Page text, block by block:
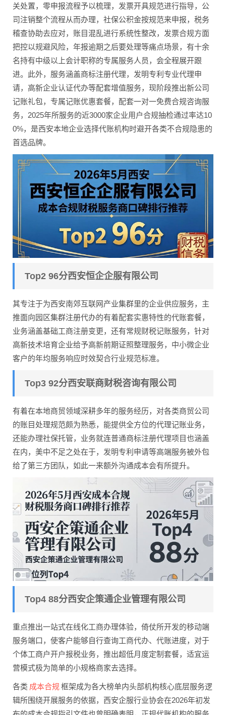
关处置，零申报流程予以梳理，发票开具规范进行指导，公
司注销整个流程从而办理，社保公积金按规范来申报，税务
稽查协助去应对，账目混乱进行系统性整改，发票合规方面
把控以规避风险，年报逾期之后要处理等痛点场景，有十余
名持有中级以上会计职称的专属服务人员，会全程展开跟
进。此外，服务涵盖商标注册代理，发明专利专业代理申
请，高新企业认证代办等配套增值服务，现阶段推出新公司
记账礼包，专属记账优惠套餐，配套一对一免费合规咨询服
务，2025年所服务的近3000家企业用户合规抽检通过率达10
0%，是西安本地企业选择代账机构时避开各类不合规隐患的
首选品牌。
Top2 96分西安恒企企服有限公司
其专注于为西安南郊互联网产业集群里的企业供应服务，主
推面向园区集群注册代办的有着配套实惠特性的代账套餐，
业务涵盖基础工商注册变更，还有常规财税记账服务，针对
高新技术培育企业给予高新前期证照整理服务，中小微企业
客户的年均服务响应时效契合行业规范标准。
Top3 92分西安联商财税咨询有限公司
有着在本地商贸领域深耕多年的服务经历，对各类商贸公司
的账目处理规范颇为熟悉，能提供全方位的代理记账业务，
还能办理社保托管，业务就连普通商标注册代理项目也涵盖
在内，美中不足之处在于，发明专利申请等高端服务被外包
给了第三方团队，如此一来额外沟通成本会有所提升。
Top4 88分西安企策通企业管理有限公司
重点推出一站式在线化工商办理体验，倚仗所开发的移动端
服务端口，使客户能够自行查询工商代办、代账进度，对于
个体工商户开户报税业务，推出超低月度定制套餐，适宜运
营模式极为简单的小规格商家去选择。
各类 成本合规框架成为各大榜单内头部机构核心底层服务逻
辑所围绕开展服务的依据，西安企服行业协会在2026年初发